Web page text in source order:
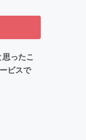
ったこ
ビスで